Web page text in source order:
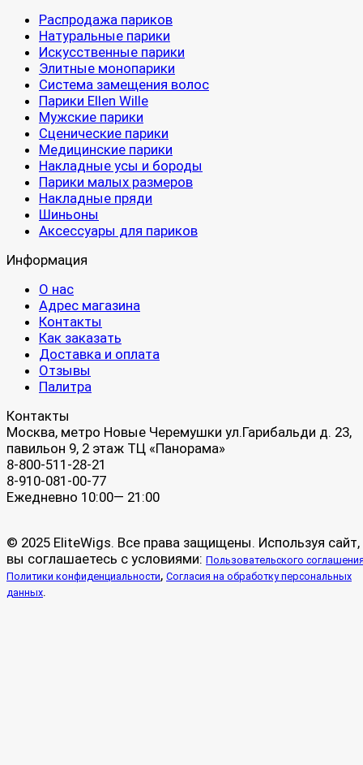
Распродажа париков
Натуральные парики
Искусственные парики
Элитные монопарики
Система замещения волос
Парики Ellen Wille
Мужские парики
Сценические парики
Медицинские парики
Накладные усы и бороды
Парики малых размеров
Накладные пряди
Шиньоны
Аксессуары для париков
Информация
О нас
Адрес магазина
Контакты
Как заказать
Доставка и оплата
Отзывы
Палитра
Контакты
Москва, метро Новые Черемушки ул.Гарибальди д. 23,
павильон 9, 2 этаж ТЦ «Панорама»
8-800-511-28-21
8-910-081-00-77
Ежедневно 10:00— 21:00
© 2025 EliteWigs. Все права защищены. Используя сайт,
вы соглашаетесь с условиями: Пользовательского
Политики конфиденциальности, Согласия на обработку персональных
данных.